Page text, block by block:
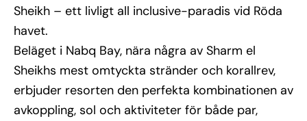
Sheikh – ett livligt all inclusive-paradis vid Röda
havet.
Beläget i Nabq Bay, nära några av Sharm el
Sheikhs mest omtyckta stränder och korallrev,
erbjuder resorten den perfekta kombinationen av
avkoppling, sol och aktiviteter för både par,